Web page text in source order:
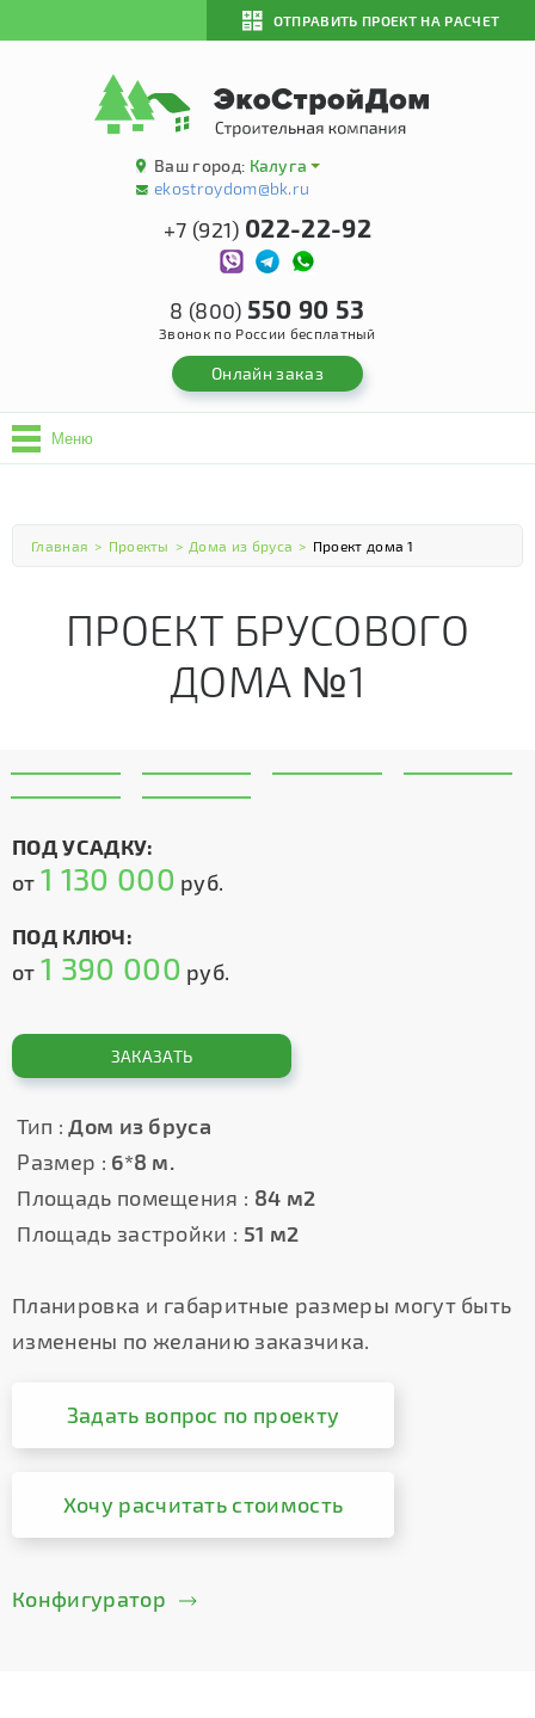
ОТПРАВИТЬ ПРОЕКТ НА РАСЧЕТ
Ваш город: Калуга
ekostroydom@bk.ru
+7 (921) 022-22-92
8 (800) 550 90 53
Звонок по России бесплатный
Онлайн заказ
Меню
Главная > Проекты > Дома из бруса > Проект дома 1
ПРОЕКТ БРУСОВОГО
ДОМА №1
ПОД УСАДКУ:
от 1 130 000 руб.
ПОД КЛЮЧ:
от 1 390 000 руб.
ЗАКАЗАТЬ
Тип : Дом из бруса
Размер : 6*8 м.
Площадь помещения : 84 м2
Площадь застройки : 51 м2
Планировка и габаритные размеры могут быть
изменены по желанию заказчика.
Задать вопрос по проекту
Хочу расчитать стоимость
Конфигуратор